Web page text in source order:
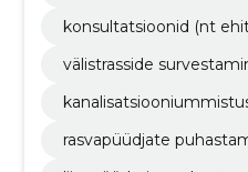
konsultatsioonid (nt
välistrasside
rasvapüüdjate